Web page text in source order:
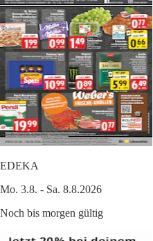
EDEKA
Mo. 3.8. - Sa. 8.8.2026
Noch bis morgen gültig